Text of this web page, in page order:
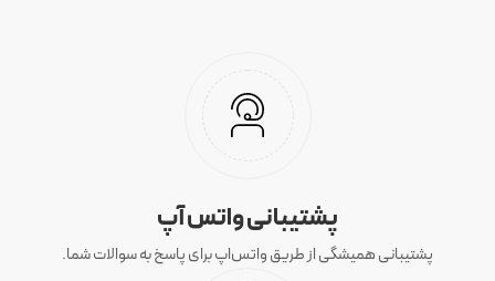
پشتیبانی واتس آپ
پشتیبانی همیشگی از طریق واتس‌اپ برای پاسخ به سوالات شما.